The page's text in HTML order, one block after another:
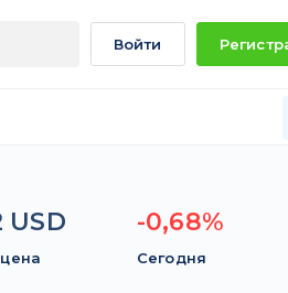
Войти
USD -0,68%
Сегодня